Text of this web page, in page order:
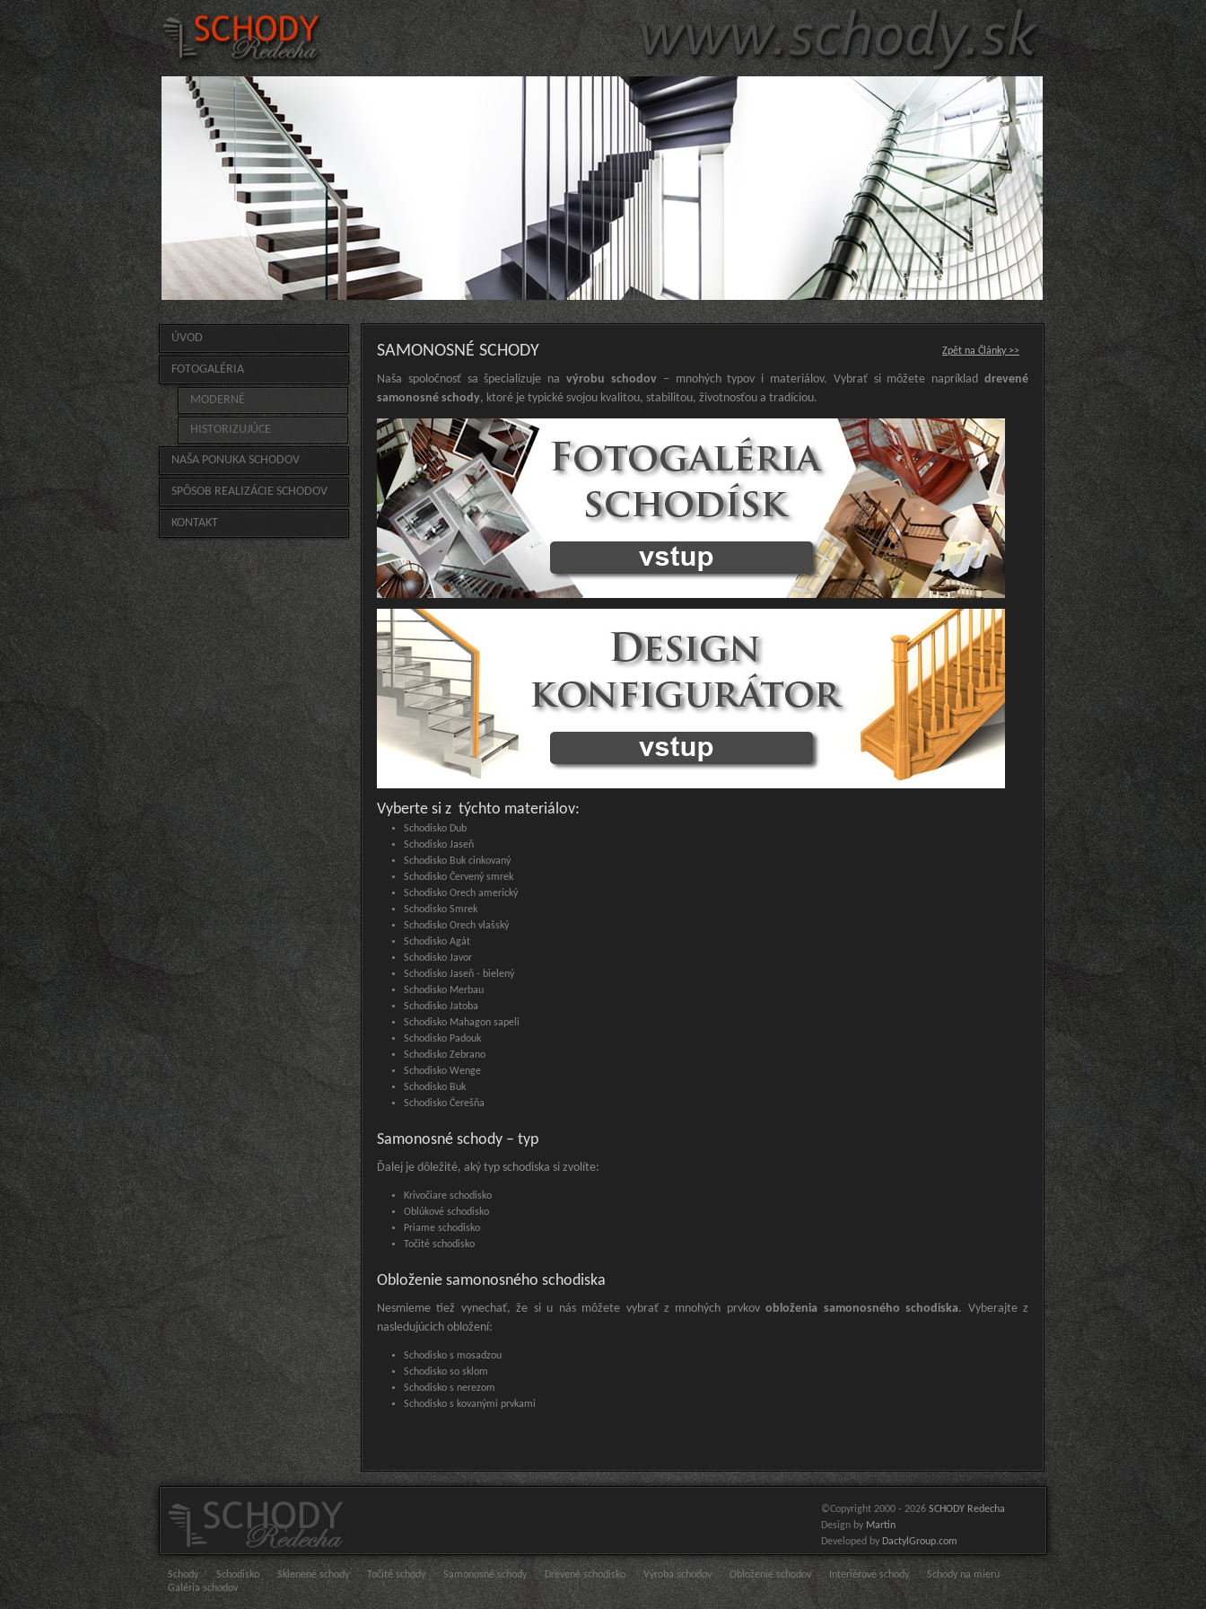
ÚVOD
FOTOGALÉRIA
MODERNÉ
HISTORIZUJÚCE
NAŠA PONUKA SCHODOV
SPÔSOB REALIZÁCIE SCHODOV
KONTAKT
SAMONOSNÉ SCHODY Zpět na Články >>
Naša spoločnosť sa špecializuje navýrobu schodov– mnohých typov i materiálov. Vybrať si môžete napríklad drevené
samonosné schody, ktoré je typické svojou kvalitou, stabilitou, životnosťou a tradíciou.
Vyberte si z týchto materiálov:
Schodisko Dub
Schodisko Jaseň
Schodisko Buk cinkovaný
Schodisko Červený smrek
Schodisko Orech americký
Schodisko Smrek
Schodisko Orech vlašský
Schodisko Agát
Schodisko Javor
Schodisko Jaseň - bielený
Schodisko Merbau
Schodisko Jatoba
Schodisko Mahagon sapeli
Schodisko Padouk
Schodisko Zebrano
Schodisko Wenge
Schodisko Buk
Schodisko Čerešňa
Samonosné schody – typ
Ďalej je dôležité, aký typ schodiska si zvolíte:
Krivočiare schodisko
Oblúkové schodisko
Priame schodisko
Točité schodisko
Obloženie samonosného schodiska
Nesmieme tiež vynechať, že si u nás môžete vybrať z mnohých prvkovobloženia samonosného schodiska. Vyberajte z
nasledujúcich obložení:
Schodisko s mosadzou
Schodisko so sklom
Schodisko s nerezom
Schodisko s kovanými prvkami
©Copyright 2000 - 2026 SCHODY Redecha
Design by Martin
Developed by DactylGroup.com
Schody Schodisko Sklenené schody Točité schody Samonosné schody Drevené schodisko Výroba schodov Obloženie schodov Interiérové schody
Schody na mieru
Galéria schodov